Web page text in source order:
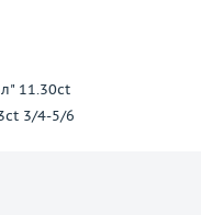
11.30ct
3/4-5/6